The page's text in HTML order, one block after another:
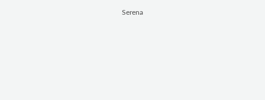
Serena